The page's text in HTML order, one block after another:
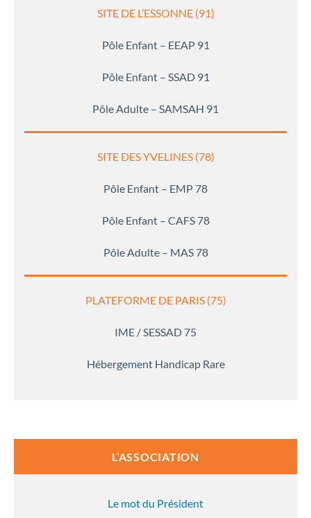
SITE DE L’ESSONNE (91)
Pôle Enfant – EEAP 91
Pôle Enfant – SSAD 91
Pôle Adulte – SAMSAH 91
SITE DES YVELINES (78)
Pôle Enfant – EMP 78
Pôle Enfant – CAFS 78
Pôle Adulte – MAS 78
PLATEFORME DE PARIS (75)
IME / SESSAD 75
Hébergement Handicap Rare
L’ASSOCIATION
Le mot du Président